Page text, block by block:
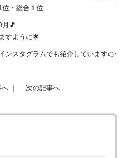
・総合１位
🎵
すように🌟
ンスタグラムでも紹介しています👉
へ ｜ 次の記事へ